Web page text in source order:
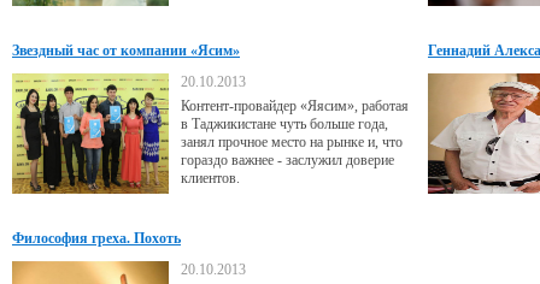
ещё не изжиты окончательно. И
сейчас вполне можно организовать
свой бизнес, направленный, к
примеру, на уничтожение тараканов.
Звездный час от компании «Ясим»
20.10.2013
Контент-провайдер «Яясим», работая
в Таджикистане чуть больше года,
занял прочное место на рынке и, что
гораздо важнее - заслужил доверие
клиентов.
Геннадий
Философия греха. Похоть
20.10.2013